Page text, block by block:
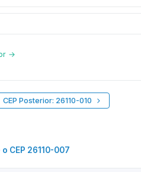
→
CEP Posterior: 26110-010
CEP 26110-007